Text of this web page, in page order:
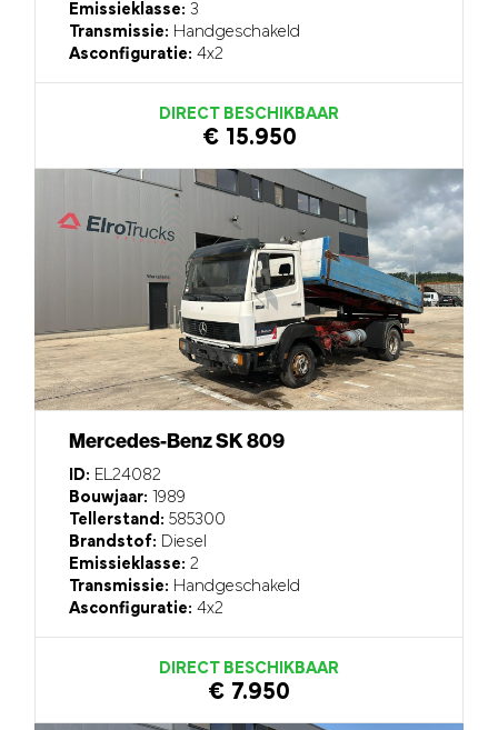
Emissieklasse: 3
Transmissie: Handgeschakeld
Asconfiguratie: 4x2
DIRECT BESCHIKBAAR
€ 15.950
Mercedes-Benz SK 809
ID: EL24082
Bouwjaar: 1989
Tellerstand: 585300
Brandstof: Diesel
Emissieklasse: 2
Transmissie: Handgeschakeld
Asconfiguratie: 4x2
DIRECT BESCHIKBAAR
€ 7.950